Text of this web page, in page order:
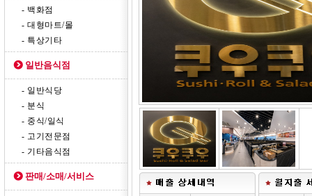
- 백화점
- 대형마트/몰
- 특상기타
일반음식점
- 일반식당
- 분식
- 중식/일식
- 고기전문점
- 기타음식점
판매/소매/서비스